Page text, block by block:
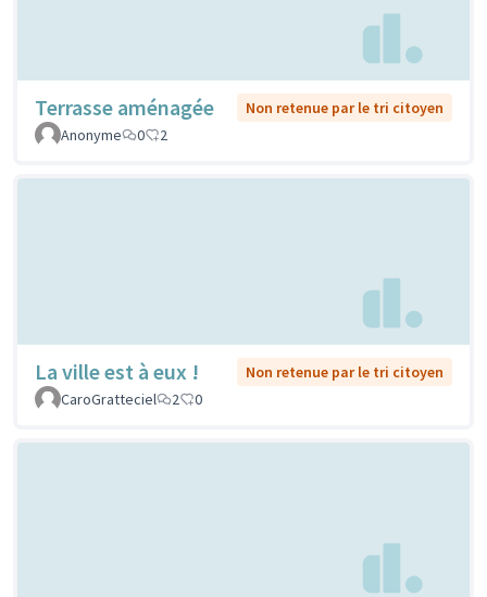
Terrasse aménagée
Non retenue par le tri citoyen
Anonyme
0 2
La ville est à eux !
Non retenue par le tri citoyen
CaroGratteciel
2 0